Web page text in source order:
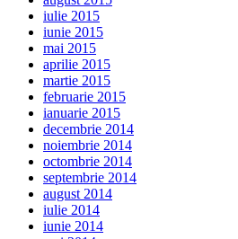
iulie 2015
iunie 2015
mai 2015
aprilie 2015
martie 2015
februarie 2015
ianuarie 2015
decembrie 2014
noiembrie 2014
octombrie 2014
septembrie 2014
august 2014
iulie 2014
iunie 2014